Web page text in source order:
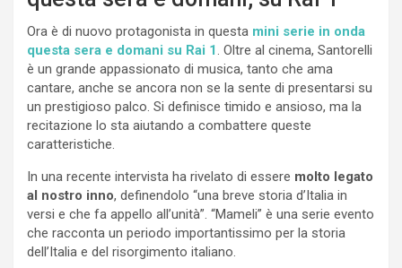
Ora è di nuovo protagonista in questa mini serie in onda
questa sera e domani su Rai 1. Oltre al cinema, Santorelli
è un grande appassionato di musica, tanto che ama
cantare, anche se ancora non se la sente di presentarsi su
un prestigioso palco. Si definisce timido e ansioso, ma la
recitazione lo sta aiutando a combattere queste
caratteristiche.
In una recente intervista ha rivelato di essere molto legato
al nostro inno, definendolo “una breve storia d’Italia in
versi e che fa appello all’unità”. “Mameli” è una serie evento
che racconta un periodo importantissimo per la storia
dell’Italia e del risorgimento italiano.